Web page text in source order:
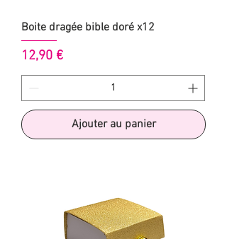
Boite dragée bible doré x12
Prix
12,90 €
Ajouter au panier